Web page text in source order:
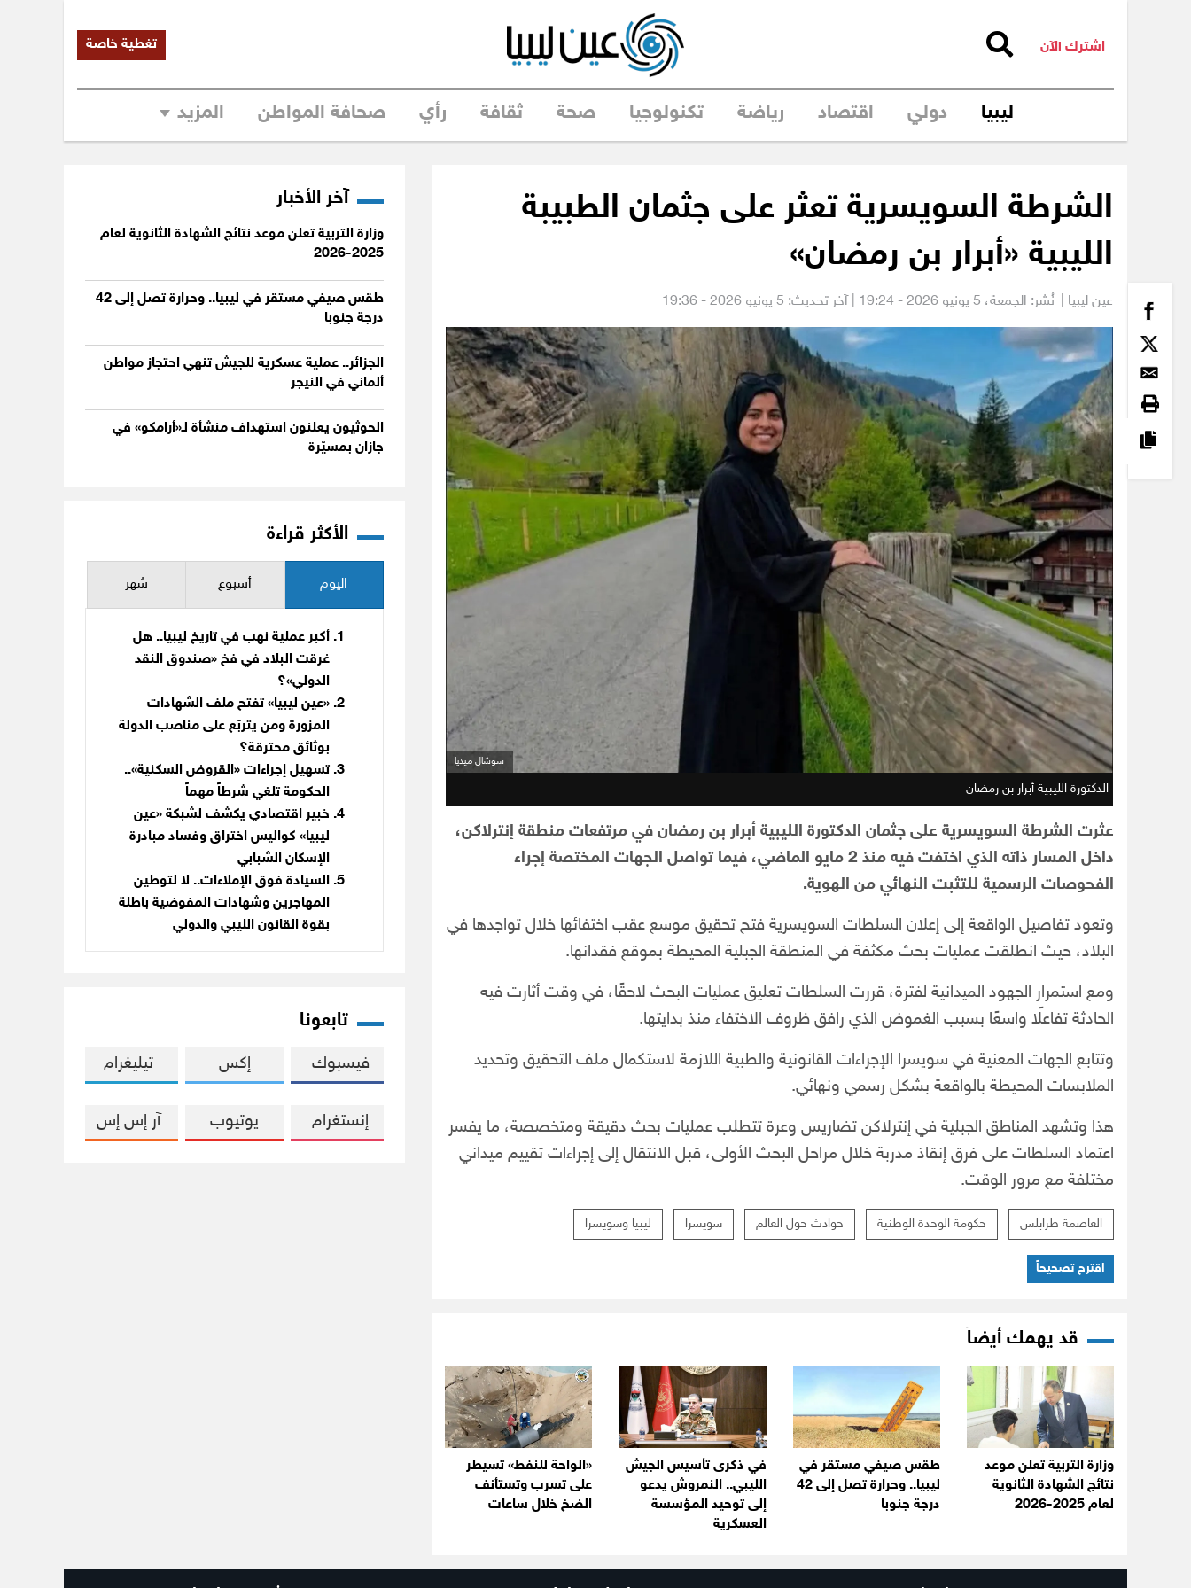
اشترك الآن تغطية خاصة
ليبيا دولي اقتصاد رياضة تكنولوجيا صحة ثقافة رأي صحافة المواطن المزيد
الشرطة السويسرية تعثر على جثمان الطبيبة
الليبية «أبرار بن رمضان»
عين ليبيا | نُشر: الجمعة، | آخر تحديث: 5 يونيو 2026 - 19:36
سوشال ميديا
الدكتورة الليبية أبرار بن رمضان
عثرت الشرطة السويسرية على جثمان الدكتورة الليبية أبرار بن رمضان في مرتفعات منطقة إنترلاكن،
داخل المسار ذاته الذي اختفت فيه منذ 2 مايو الماضي، فيما تواصل الجهات المختصة إجراء
الفحوصات الرسمية للتثبت النهائي من الهوية.
وتعود تفاصيل الواقعة إلى إعلان السلطات السويسرية فتح تحقيق موسع عقب اختفائها خلال تواجدها في
البلاد، حيث انطلقت عمليات بحث مكثفة في المنطقة الجبلية المحيطة بموقع فقدانها.
ومع استمرار الجهود الميدانية لفترة، قررت السلطات تعليق عمليات البحث لاحقًا، في وقت أثارت فيه
الحادثة تفاعلًا واسعًا بسبب الغموض الذي رافق ظروف الاختفاء منذ بدايتها.
وتتابع الجهات المعنية في سويسرا الإجراءات القانونية والطبية اللازمة لاستكمال ملف التحقيق وتحديد
الملابسات المحيطة بالواقعة بشكل رسمي ونهائي.
هذا وتشهد المناطق الجبلية في إنترلاكن تضاريس وعرة تتطلب عمليات بحث دقيقة ومتخصصة، ما يفسر
اعتماد السلطات على فرق إنقاذ مدربة خلال مراحل البحث الأولى، قبل الانتقال إلى إجراءات تقييم ميداني
مختلفة مع مرور الوقت.
العاصمة طرابلس حكومة الوحدة الوطنية حوادث حول العالم سويسرا ليبيا وسويسرا
اقترح تصحيحاً
قد يهمك أيضاً
وزارة التربية تعلن موعد
نتائج الشهادة الثانوية
لعام 2025-2026
طقس صيفي مستقر في
ليبيا.. وحرارة تصل إلى 42
درجة جنوبا
في ذكرى تأسيس الجيش
الليبي.. النمروش يدعو
إلى توحيد المؤسسة
العسكرية
«الواحة للنفط» تسيطر
على تسرب وتستأنف
الضخ خلال ساعات
آخر الأخبار
وزارة التربية تعلن موعد نتائج الشهادة الثانوية لعام
2025-2026
طقس صيفي مستقر في ليبيا.. وحرارة تصل إلى 42
درجة جنوبا
الجزائر.. عملية عسكرية للجيش تنهي احتجاز مواطن
ألماني في النيجر
الحوثيون يعلنون استهداف منشأة لـ«أرامكو» في
جازان بمسيّرة
الأكثر قراءة
اليوم أسبوع شهر
أكبر عملية نهب في تاريخ ليبيا.. هل
غرقت البلاد في فخ «صندوق النقد
الدولي»؟
«عين ليبيا» تفتح ملف الشهادات
المزورة ومن يتربّع على مناصب الدولة
بوثائق محترقة؟
تسهيل إجراءات «القروض السكنية»..
الحكومة تلغي شرطاً مهماً
خبير اقتصادي يكشف لشبكة «عين
ليبيا» كواليس اختراق وفساد مبادرة
الإسكان الشبابي
السيادة فوق الإملاءات.. لا لتوطين
المهاجرين وشهادات المفوضية باطلة
بقوة القانون الليبي والدولي
تابعونا
فيسبوك إكس تيليغرام
إنستغرام يوتيوب آر إس إس